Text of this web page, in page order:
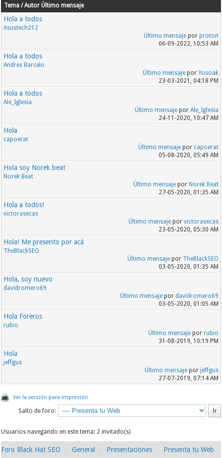
Tema / Autor Último mensaje
Hola a todos
Asustech212
Último mensajepor proton
06-09-2022, 10:53 AM
Hola a todos
Andres Barcelo
Último mensajepor Yosoak
23-03-2021, 04:18 PM
Hola a todos
Ale_Iglesia
Último mensajepor Ale_Iglesia
24-11-2020, 10:47 AM
Hola
capoerat
Último mensajepor capoerat
05-08-2020, 05:49 AM
Hola soy Norek beat
Norek Beat
Último mensajepor Norek Beat
27-05-2020, 01:35 AM
Hola a todos!
victorasecas
Último mensajepor victorasecas
23-05-2020, 05:30 AM
Hola! Me presento por acá
TheBlackSEO
Último mensajepor TheBlackSEO
03-05-2020, 01:35 AM
Hola, soy nuevo
davidromero69
Último mensajepor davidromero69
03-05-2020, 01:05 AM
Hola Foreros
rubio
Último mensajepor rubio
31-08-2019, 10:19 PM
Hola
jeffgus
Último mensajepor jeffgus
27-07-2019, 07:14 AM
Ver la versión para impresión
Salto de foro:
Usuarios navegando en este tema: 2 invitado(s)
Foro Black Hat SEO General Presentaciones Presenta tu Web